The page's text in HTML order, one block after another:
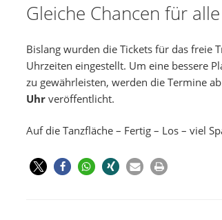
Gleiche Chancen für
Bislang wurden die Tickets für das freie
Uhrzeiten eingestellt. Um eine bessere
zu gewährleisten, werden die Termine
Uhr veröffentlicht.
Auf die Tanzfläche – Fertig – Los – viel